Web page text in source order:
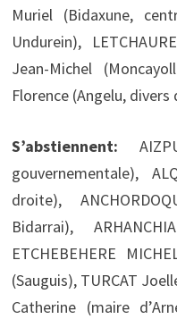
Muriel (Bidaxune,
Undurein),
Jean-Michel
Florence (Angelu,
S’abstiennent:
gouvernementale),
droite),
Bidarrai),
ETCHEBEHERE
(Sauguis), TURCAT
Catherine (maire